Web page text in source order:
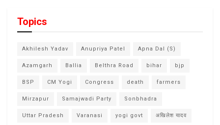
Topics
Akhilesh Yadav Anupriya Patel Apna Dal (S)
Azamgarh Ballia Belthra Road bihar bjp
BSP CM Yogi Congress death farmers
Mirzapur Samajwadi Party Sonbhadra
Uttar Pradesh Varanasi yogi govt अखिलेश यादव